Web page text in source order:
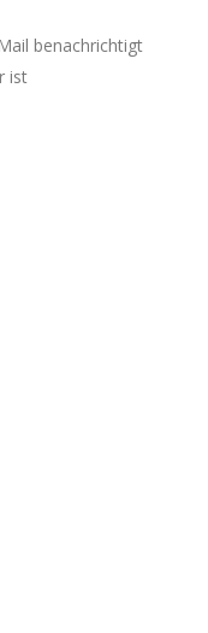
benachrichtigt
ist